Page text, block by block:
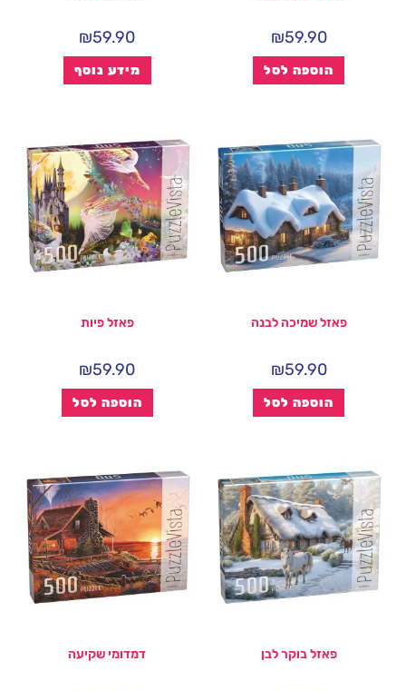
₪59.90
הוספה לסל
₪59.90
מידע נוסף
פאזל שמיכה לבנה
₪59.90
הוספה לסל
פאזל פיות
₪59.90
הוספה לסל
פאזל בוקר לבן דמדומי שקיעה